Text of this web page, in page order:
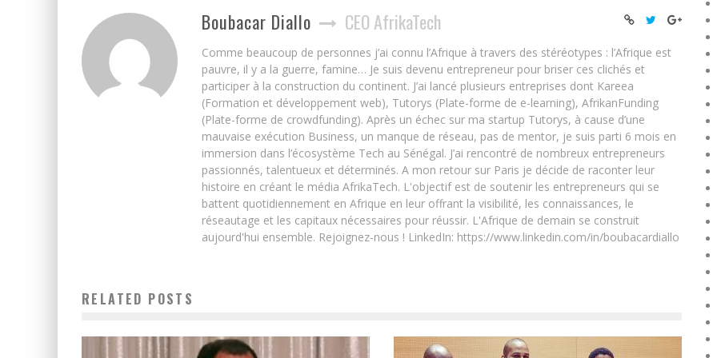
Boubacar Diallo CEO AfrikaTech
Comme beaucoup de personnes j’ai connu l’Afrique à travers des stéréotypes : l’Afrique est
pauvre, il y a la guerre, famine… Je suis devenu entrepreneur pour briser ces clichés et
participer à la construction du continent. J’ai lancé plusieurs entreprises dont Kareea
(Formation et développement web), Tutorys (Plate-forme de e-learning), AfrikanFunding
(Plate-forme de crowdfunding). Après un échec sur ma startup Tutorys, à cause d’une
mauvaise exécution Business, un manque de réseau, pas de mentor, je suis parti 6 mois en
immersion dans l’écosystème Tech au Sénégal. J’ai rencontré de nombreux entrepreneurs
passionnés, talentueux et déterminés. A mon retour sur Paris je décide de raconter leur
histoire en créant le média AfrikaTech. L'objectif est de soutenir les entrepreneurs qui se
battent quotidiennement en Afrique en leur offrant la visibilité, les connaissances, le
réseautage et les capitaux nécessaires pour réussir. L'Afrique de demain se construit
aujourd'hui ensemble. Rejoignez-nous ! LinkedIn: https://www.linkedin.com/in/boubacardiallo
RELATED POSTS